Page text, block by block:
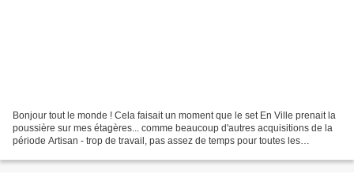
Bonjour tout le monde ! Cela faisait un moment que le set En Ville prenait la
poussière sur mes étagères... comme beaucoup d'autres acquisitions de la
période Artisan - trop de travail, pas assez de temps pour toutes les